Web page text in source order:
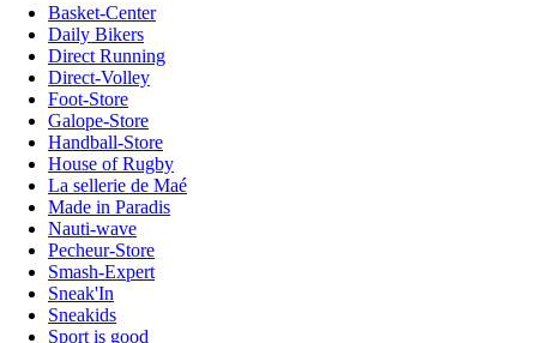
Basket-Center
Daily Bikers
Direct Running
Direct-Volley
Foot-Store
Galope-Store
Handball-Store
House of Rugby
La sellerie de Maé
Made in Paradis
Nauti-wave
Pecheur-Store
Smash-Expert
Sneak'In
Sneakids
Sport is good